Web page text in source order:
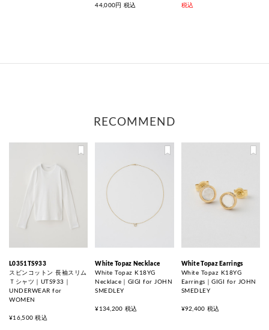
44,000円 税込
税込
RECOMMEND
L0351TS933
スビンコットン 長袖スリム
Ｔシャツ｜UTS933｜
UNDERWEAR for
WOMEN
¥16,500 税込
White Topaz Necklace
White Topaz K18YG
Necklace｜GIGI for JOHN
SMEDLEY
¥134,200 税込
White Topaz Earrings
White Topaz K18YG
Earrings｜GIGI for JOHN
SMEDLEY
¥92,400 税込